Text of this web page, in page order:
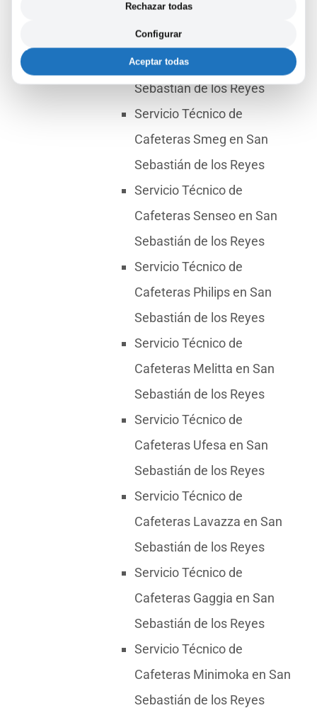
Sebastián de los Reyes
Servicio Técnico de
Cafeteras Bosch en San
Sebastián de los Reyes
Servicio Técnico de
Cafeteras Smeg en San
Sebastián de los Reyes
Servicio Técnico de
Cafeteras Senseo en San
Sebastián de los Reyes
Servicio Técnico de
Cafeteras Philips en San
Sebastián de los Reyes
Servicio Técnico de
Cafeteras Melitta en San
Sebastián de los Reyes
Servicio Técnico de
Cafeteras Ufesa en San
Sebastián de los Reyes
Servicio Técnico de
Cafeteras Lavazza en San
Sebastián de los Reyes
Servicio Técnico de
Cafeteras Gaggia en San
Sebastián de los Reyes
Servicio Técnico de
Cafeteras Minimoka en San
Sebastián de los Reyes
Rechazar todas
Configurar
Aceptar todas